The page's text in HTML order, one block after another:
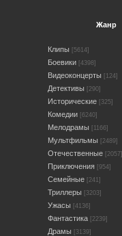
Жанр
Клипы [5614]
Боевики [4398]
Видеоконцерты [124]
Детективы [290]
Исторические [325]
Комедии [6240]
Мелодрамы [1166]
Мультфильмы [2489]
Отечественные [2057]
Приключения [954]
Семейные [241]
Триллеры [3203]
Ужасы [4136]
Фантастика [2239]
Драмы [3139]